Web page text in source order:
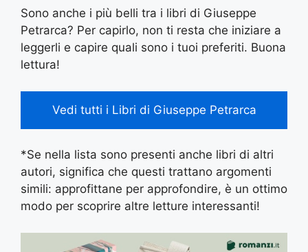
Sono anche i più belli tra i libri di Giuseppe
Petrarca? Per capirlo, non ti resta che iniziare a
leggerli e capire quali sono i tuoi preferiti. Buona
lettura!
Vedi tutti i Libri di Giuseppe Petrarca
*Se nella lista sono presenti anche libri di altri
autori, significa che questi trattano argomenti
simili: approfittane per approfondire, è un ottimo
modo per scoprire altre letture interessanti!